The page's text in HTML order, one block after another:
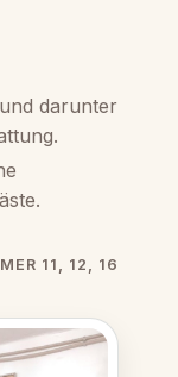
darunter
11, 12, 16